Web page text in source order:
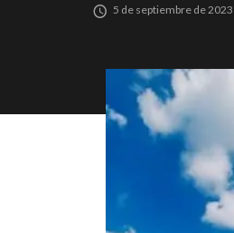
5 de septiembre de 2023